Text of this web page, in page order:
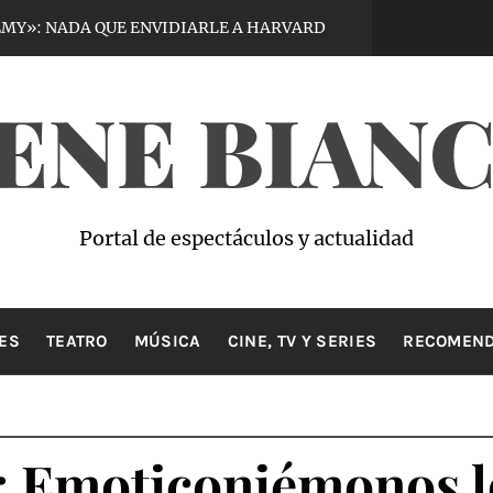
QUE ENVIDIARLE A HARVARD 7 días hace
Portal de espectáculos y actualidad
TEATRO MÚSICA CINE, TV Y SERIES